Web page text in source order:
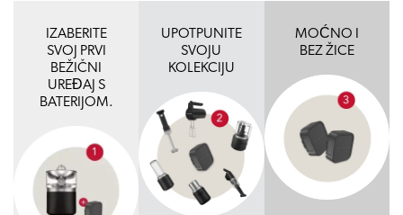
IZABERITE
SVOJ PRVI
BEŽIČNI
UREĐAJ S
BATERIJOM.
UPOTPUNITE
SVOJU
KOLEKCIJU
MOĆNO I
BEZ ŽICE